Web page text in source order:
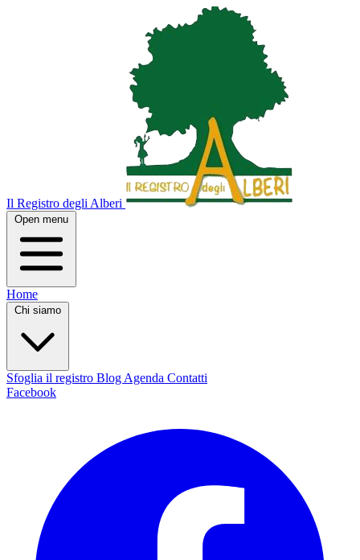
Il Registro degli Alberi
Open menu
Home
Chi siamo
Sfoglia il registro Blog Agenda Contatti
Facebook